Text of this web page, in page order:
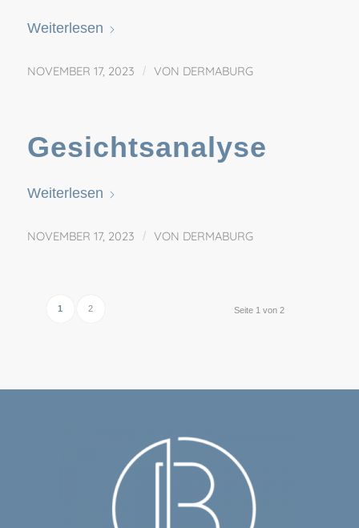
Weiterlesen
NOVEMBER 17, 2023 / VON DERMABURG
Gesichtsanalyse
Weiterlesen
NOVEMBER 17, 2023 / VON DERMABURG
Seite 1 von 2
1 2